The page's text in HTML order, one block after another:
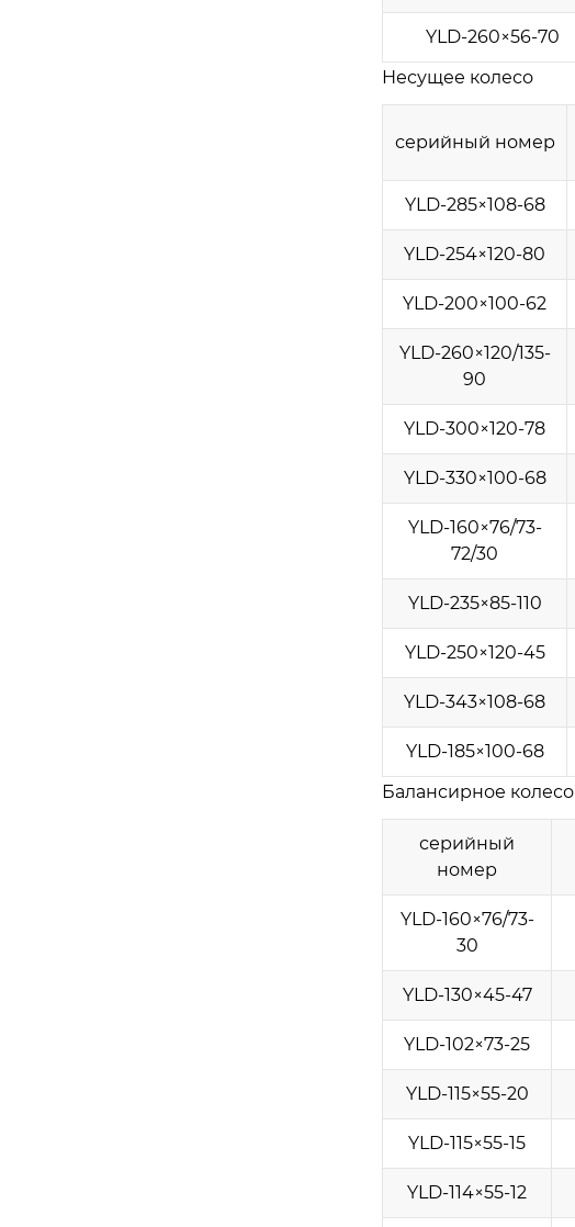
YLD-260×56-70
Несущее колесо
серийный номер
YLD-285×108-68
YLD-254×120-80
YLD-200×100-62
YLD-260×120/135-
90
YLD-300×120-78
YLD-330×100-68
YLD-160×76/73-
72/30
YLD-235×85-110
YLD-250×120-45
YLD-343×108-68
YLD-185×100-68
Балансирное колесо
серийный
номер
YLD-160×76/73-
30
YLD-130×45-47
YLD-102×73-25
YLD-115×55-20
YLD-115×55-15
YLD-114×55-12